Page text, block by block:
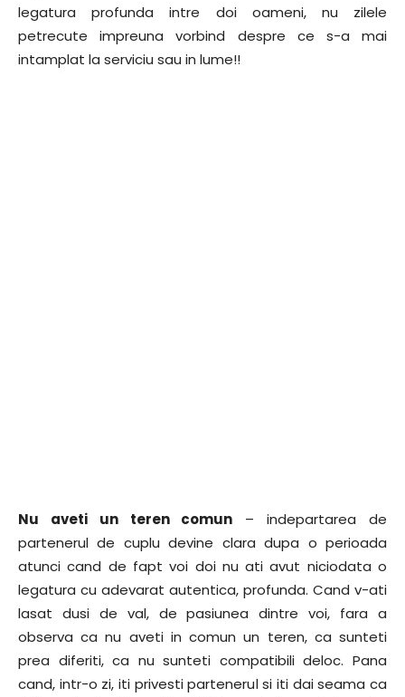
legatura profunda intre doi oameni, nu zilele
petrecute impreuna vorbind despre ce s-a mai
intamplat la serviciu sau in lume!!
Nu aveti un teren comun – indepartarea de
partenerul de cuplu devine clara dupa o perioada
atunci cand de fapt voi doi nu ati avut niciodata o
legatura cu adevarat autentica, profunda. Cand v-ati
lasat dusi de val, de pasiunea dintre voi, fara a
observa ca nu aveti in comun un teren, ca sunteti
prea diferiti, ca nu sunteti compatibili deloc. Pana
cand, intr-o zi, iti privesti partenerul si iti dai seama ca